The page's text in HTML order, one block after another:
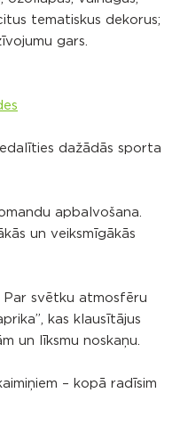
tematiskus dekorus;
gars.
dažādās sporta
apbalvošana.
un veiksmīgākās
Par svētku atmosfēru
kas klausītājus
un līksmu noskaņu.
– kopā radīsim